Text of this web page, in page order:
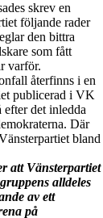
skrev en
följande rader
den bittra
som fått
varför.
återfinns i en
publicerad i VK
efter det inledda
Där
bland
att Vänsterpartiet
alldeles
av ett
på